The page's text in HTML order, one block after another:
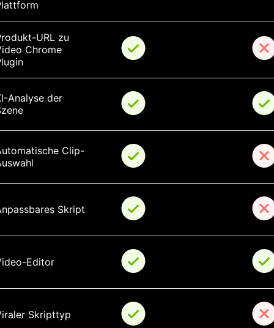
URL zu
Chrome
Analyse der
Clip-
Skript
Editor
Skripttyp